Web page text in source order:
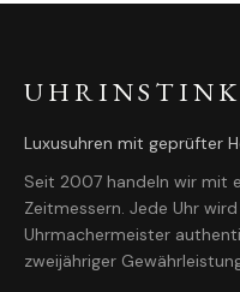
Luxusuhren mit geprüfter
Seit 2007 handeln wir mit
Zeitmessern. Jede Uhr
Uhrmachermeister
zweijähriger